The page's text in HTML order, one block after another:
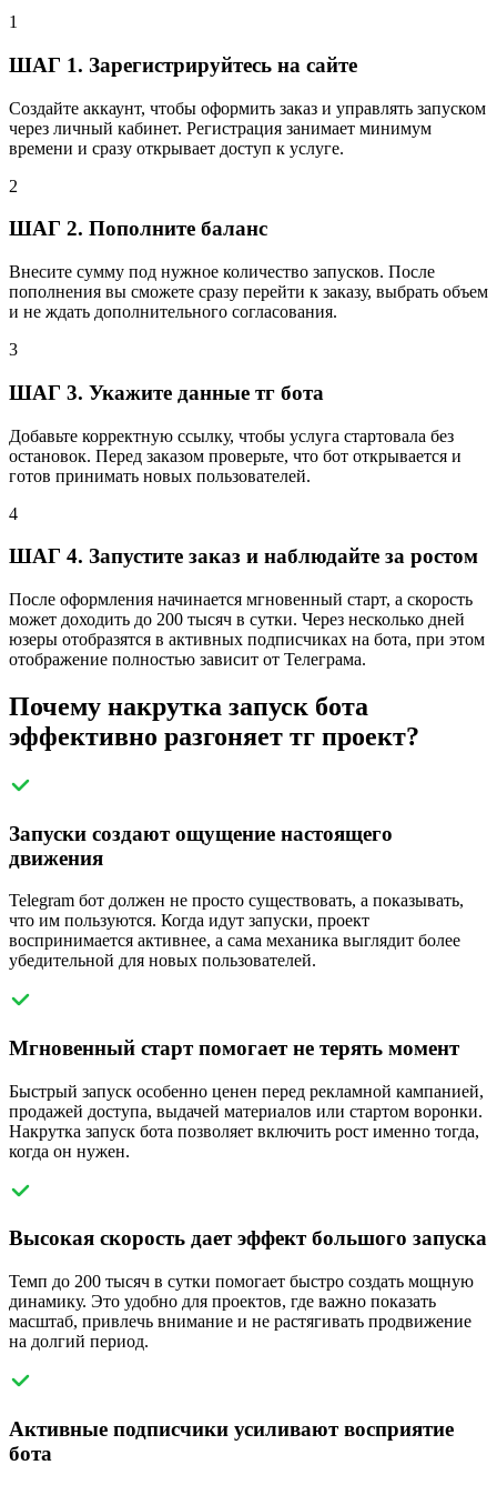
1
ШАГ 1. Зарегистрируйтесь на сайте
Создайте аккаунт, чтобы оформить заказ и управлять запуском
через личный кабинет. Регистрация занимает минимум
времени и сразу открывает доступ к услуге.
2
ШАГ 2. Пополните баланс
Внесите сумму под нужное количество запусков. После
пополнения вы сможете сразу перейти к заказу, выбрать объем
и не ждать дополнительного согласования.
3
ШАГ 3. Укажите данные тг бота
Добавьте корректную ссылку, чтобы услуга стартовала без
остановок. Перед заказом проверьте, что бот открывается и
готов принимать новых пользователей.
4
ШАГ 4. Запустите заказ и наблюдайте за ростом
После оформления начинается мгновенный старт, а скорость
может доходить до 200 тысяч в сутки. Через несколько дней
юзеры отобразятся в активных подписчиках на бота, при этом
отображение полностью зависит от Телеграма.
Почему накрутка запуск бота
эффективно разгоняет тг проект?
Запуски создают ощущение настоящего
движения
Telegram бот должен не просто существовать, а показывать,
что им пользуются. Когда идут запуски, проект
воспринимается активнее, а сама механика выглядит более
убедительной для новых пользователей.
Мгновенный старт помогает не терять момент
Быстрый запуск особенно ценен перед рекламной кампанией,
продажей доступа, выдачей материалов или стартом воронки.
Накрутка запуск бота позволяет включить рост именно тогда,
когда он нужен.
Высокая скорость дает эффект большого запуска
Темп до 200 тысяч в сутки помогает быстро создать мощную
динамику. Это удобно для проектов, где важно показать
масштаб, привлечь внимание и не растягивать продвижение
на долгий период.
Активные подписчики усиливают восприятие
бота